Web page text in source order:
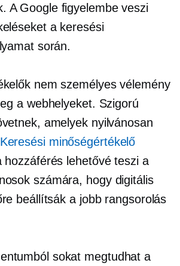
A Google figyelembe veszi
a keresési
során.
nem személyes vélemény
a webhelyeket. Szigorú
amelyek nyilvánosan
Keresési minőségértékelő
hozzáférés lehetővé teszi a
számára, hogy digitális
beállítsák a jobb rangsorolás
sokat megtudhat a